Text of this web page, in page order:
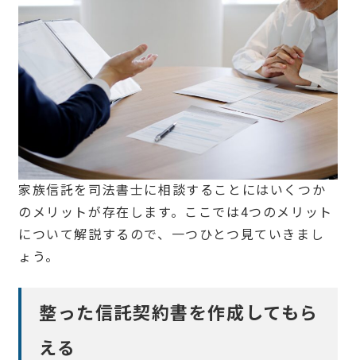
家族信託を司法書士に相談することにはいくつか
のメリットが存在します。ここでは4つのメリット
について解説するので、一つひとつ見ていきまし
ょう。
整った信託契約書を作成してもら
える